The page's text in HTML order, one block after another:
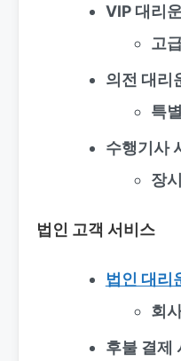
VIP 대리
고
의전 대리
특
수행기사
장
법인 고객 서비스
법인 대리
회
후불 결제